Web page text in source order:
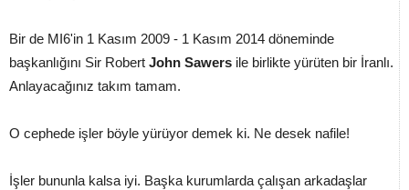
Bir de MI6'in 1 Kasım 2009 - 1 Kasım 2014 döneminde
başkanlığını Sir Robert John Sawers ile birlikte yürüten bir İranlı.
Anlayacağınız takım tamam.
O cephede işler böyle yürüyor demek ki. Ne desek nafile!
İşler bununla kalsa iyi. Başka kurumlarda çalışan arkadaşlar